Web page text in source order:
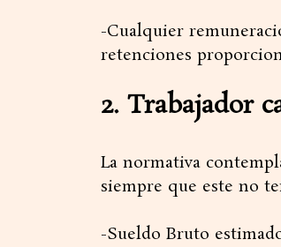
-Cualquier
retenciones
​2. Trabajador
​La normativa
siempre que este no
-​Sueldo Bruto